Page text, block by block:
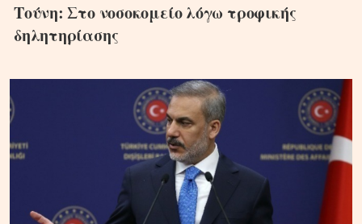
Τούνη: Στο νοσοκομείο λόγω τροφικής
δηλητηρίασης